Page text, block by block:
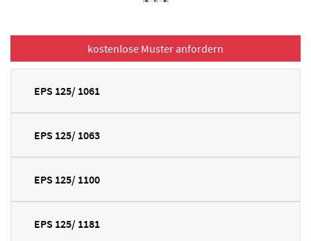
EPS 125/ 1061
EPS 125/ 1063
EPS 125/ 1100
EPS 125/ 1181